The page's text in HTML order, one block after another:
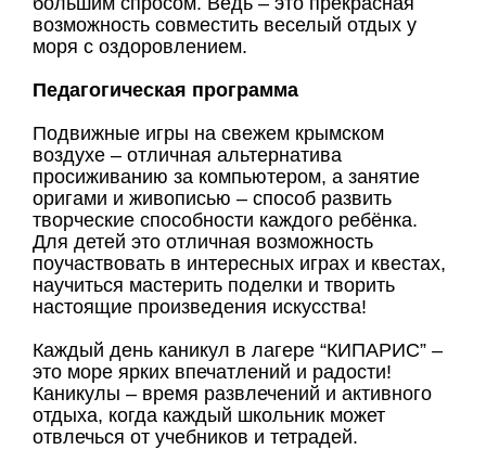
возможность совместить веселый отдых у
моря с оздоровлением.
Педагогическая программа
Подвижные игры на свежем крымском
воздухе – отличная альтернатива
просиживанию за компьютером, а занятие
оригами и живописью – способ развить
творческие способности каждого ребёнка.
Для детей это отличная возможность
поучаствовать в интересных играх и квестах,
научиться мастерить поделки и творить
настоящие произведения искусства!
Каждый день каникул в лагере “КИПАРИС” –
это море ярких впечатлений и радости!
Каникулы – время развлечений и активного
отдыха, когда каждый школьник может
отвлечься от учебников и тетрадей.